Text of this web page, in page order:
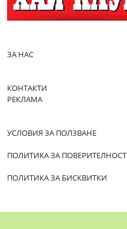
ЗА НАС
КОНТАКТИ
РЕКЛАМА
УСЛОВИЯ ЗА ПОЛЗВАНЕ
ПОЛИТИКА ЗА ПОВЕРИТЕЛНОСТ
ПОЛИТИКА ЗА БИСКВИТКИ